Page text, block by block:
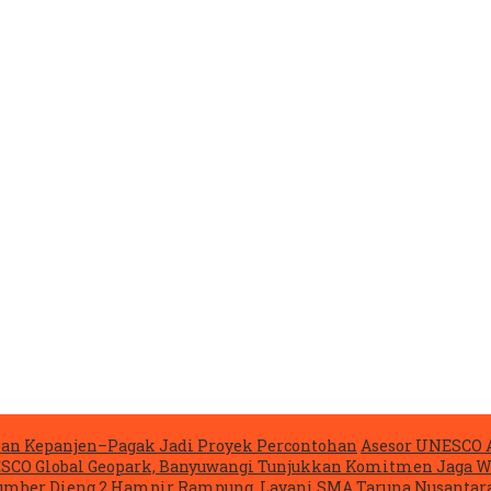
Kepanjen–Pagak Jadi Proyek Percontohan Asesor
Global Geopark, Banyuwangi Tunjukkan Komitmen Jaga